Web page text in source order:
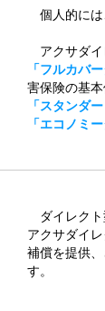
個人的には
アクサダ
「フルカバ
害保険の基
「スタンダ
「エコノミ
ダイレク
アクサダイ
補償を提供
す。